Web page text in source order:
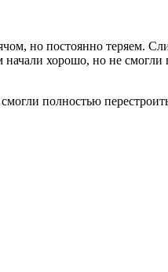
но постоянно теряем.
хорошо, но не
полностью